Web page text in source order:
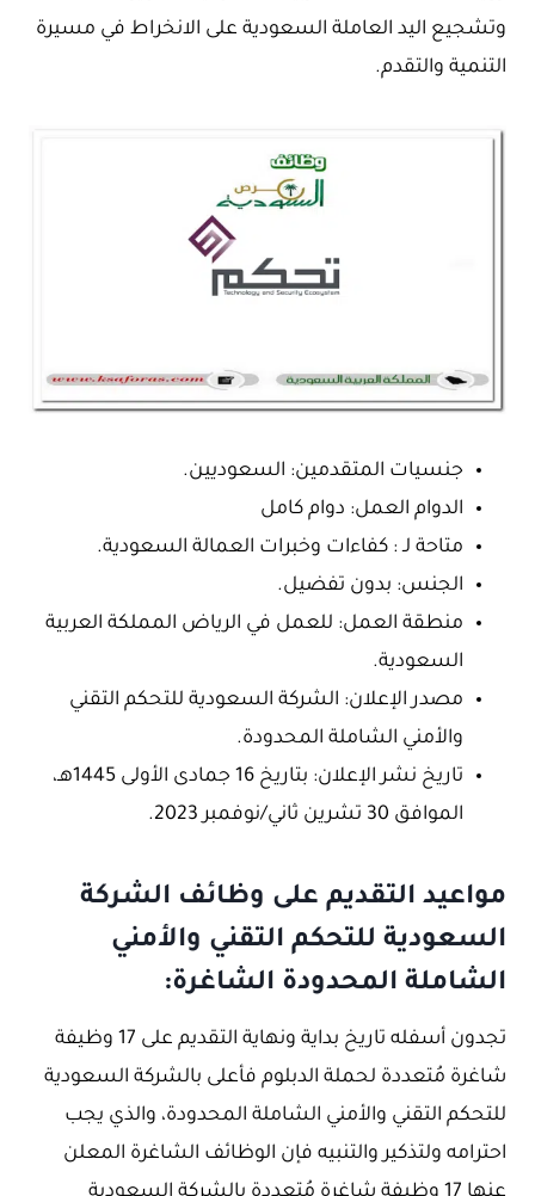
وتشجيع اليد العاملة السعودية على الانخراط في مسيرة
التنمية والتقدم.
جنسيات المتقدمين: السعوديين.
الدوام العمل: دوام كامل
متاحة لـ : كفاءات وخبرات العمالة السعودية.
الجنس: بدون تفضيل.
منطقة العمل: للعمل في الرياض المملكة العربية
السعودية.
مصدر الإعلان: الشركة السعودية للتحكم التقني
والأمني الشاملة المحدودة.
تاريخ نشر الإعلان: بتاريخ 16 جمادى الأولى 1445هـ،
الموافق 30 تشرين ثاني/نوفمبر 2023.
مواعيد التقديم على وظائف الشركة
السعودية للتحكم التقني والأمني
الشاملة المحدودة الشاغرة:
تجدون أسفله تاريخ بداية ونهاية التقديم على 17 وظيفة
شاغرة مُتعددة لحملة الدبلوم فأعلى بالشركة السعودية
للتحكم التقني والأمني الشاملة المحدودة، والذي يجب
احترامه ولتذكير والتنبيه فإن الوظائف الشاغرة المعلن